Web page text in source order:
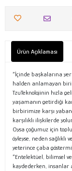
Ürün Açıklaması
“İçinde başkalarına
halden anlamayan biri
TzuTeknolojinin hızla
yaşamanın getirdiği
birbirimize karşı
karşılıklı ilişkilerde
Oysa çoğumuz için
öyleyse, neden
yeterince çaba
“Entelektüel, bilimsel
kaydederken, insanlar